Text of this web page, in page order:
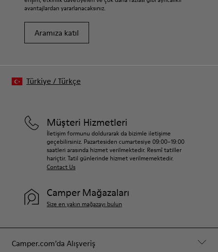
avantajlardan yararlanacaksınız.
Aramıza katıl
Camper.com’da Alışveriş
Müşteri Hizmetleri
İletişim formunu doldurarak da bizimle iletişime
geçebilirsiniz. Pazartesiden cumartesiye 09:00–19:00
saatleri arasında hizmet verilmektedir. Resmî tatiller
hariçtir. Tatil günlerinde hizmet verilmemektedir.
Contact Us
Camper Mağazaları
Size en yakın mağazayı bulun
Türkiye /Türkçe